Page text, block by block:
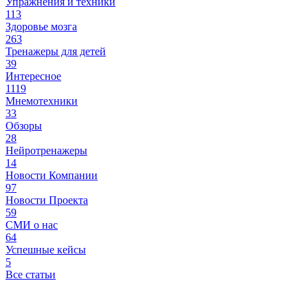
113
Здоровье мозга
263
Тренажеры для детей
39
Интересное
1119
Мнемотехники
33
Обзоры
28
Нейротренажеры
14
Новости Компании
97
Новости Проекта
59
СМИ о нас
64
Успешные кейсы
5
Все статьи